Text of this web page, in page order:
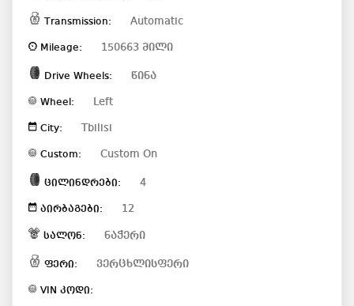
Transmission: Automatic
Mileage: 150663 მილი
Drive Wheels: წინა
Wheel: Left
City: Tbilisi
Custom: Custom On
ცილინდრები: 4
აირბაგები: 12
სალონ: ნაჭერი
ფერი: ვერცხლისფერი
VIN კოდი: